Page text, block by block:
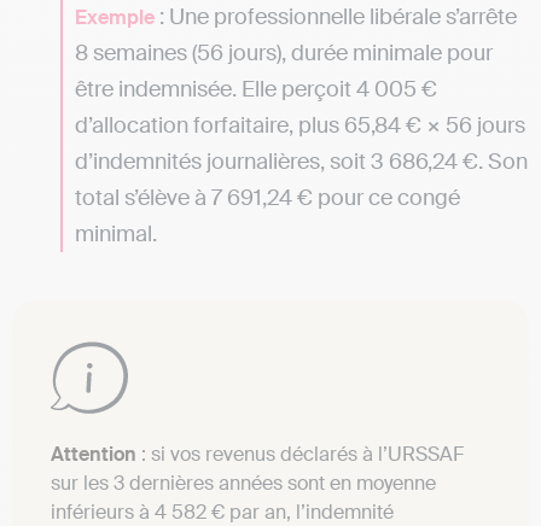
Exemple : Une professionnelle libérale s’arrête
8 semaines (56 jours), durée minimale pour
être indemnisée. Elle perçoit 4 005 €
d’allocation forfaitaire, plus 65,84 € × 56 jours
d’indemnités journalières, soit 3 686,24 €. Son
total s’élève à 7 691,24 € pour ce congé
minimal.
Attention : si vos revenus déclarés à l’URSSAF
sur les 3 dernières années sont en moyenne
inférieurs à 4 582 € par an, l’indemnité